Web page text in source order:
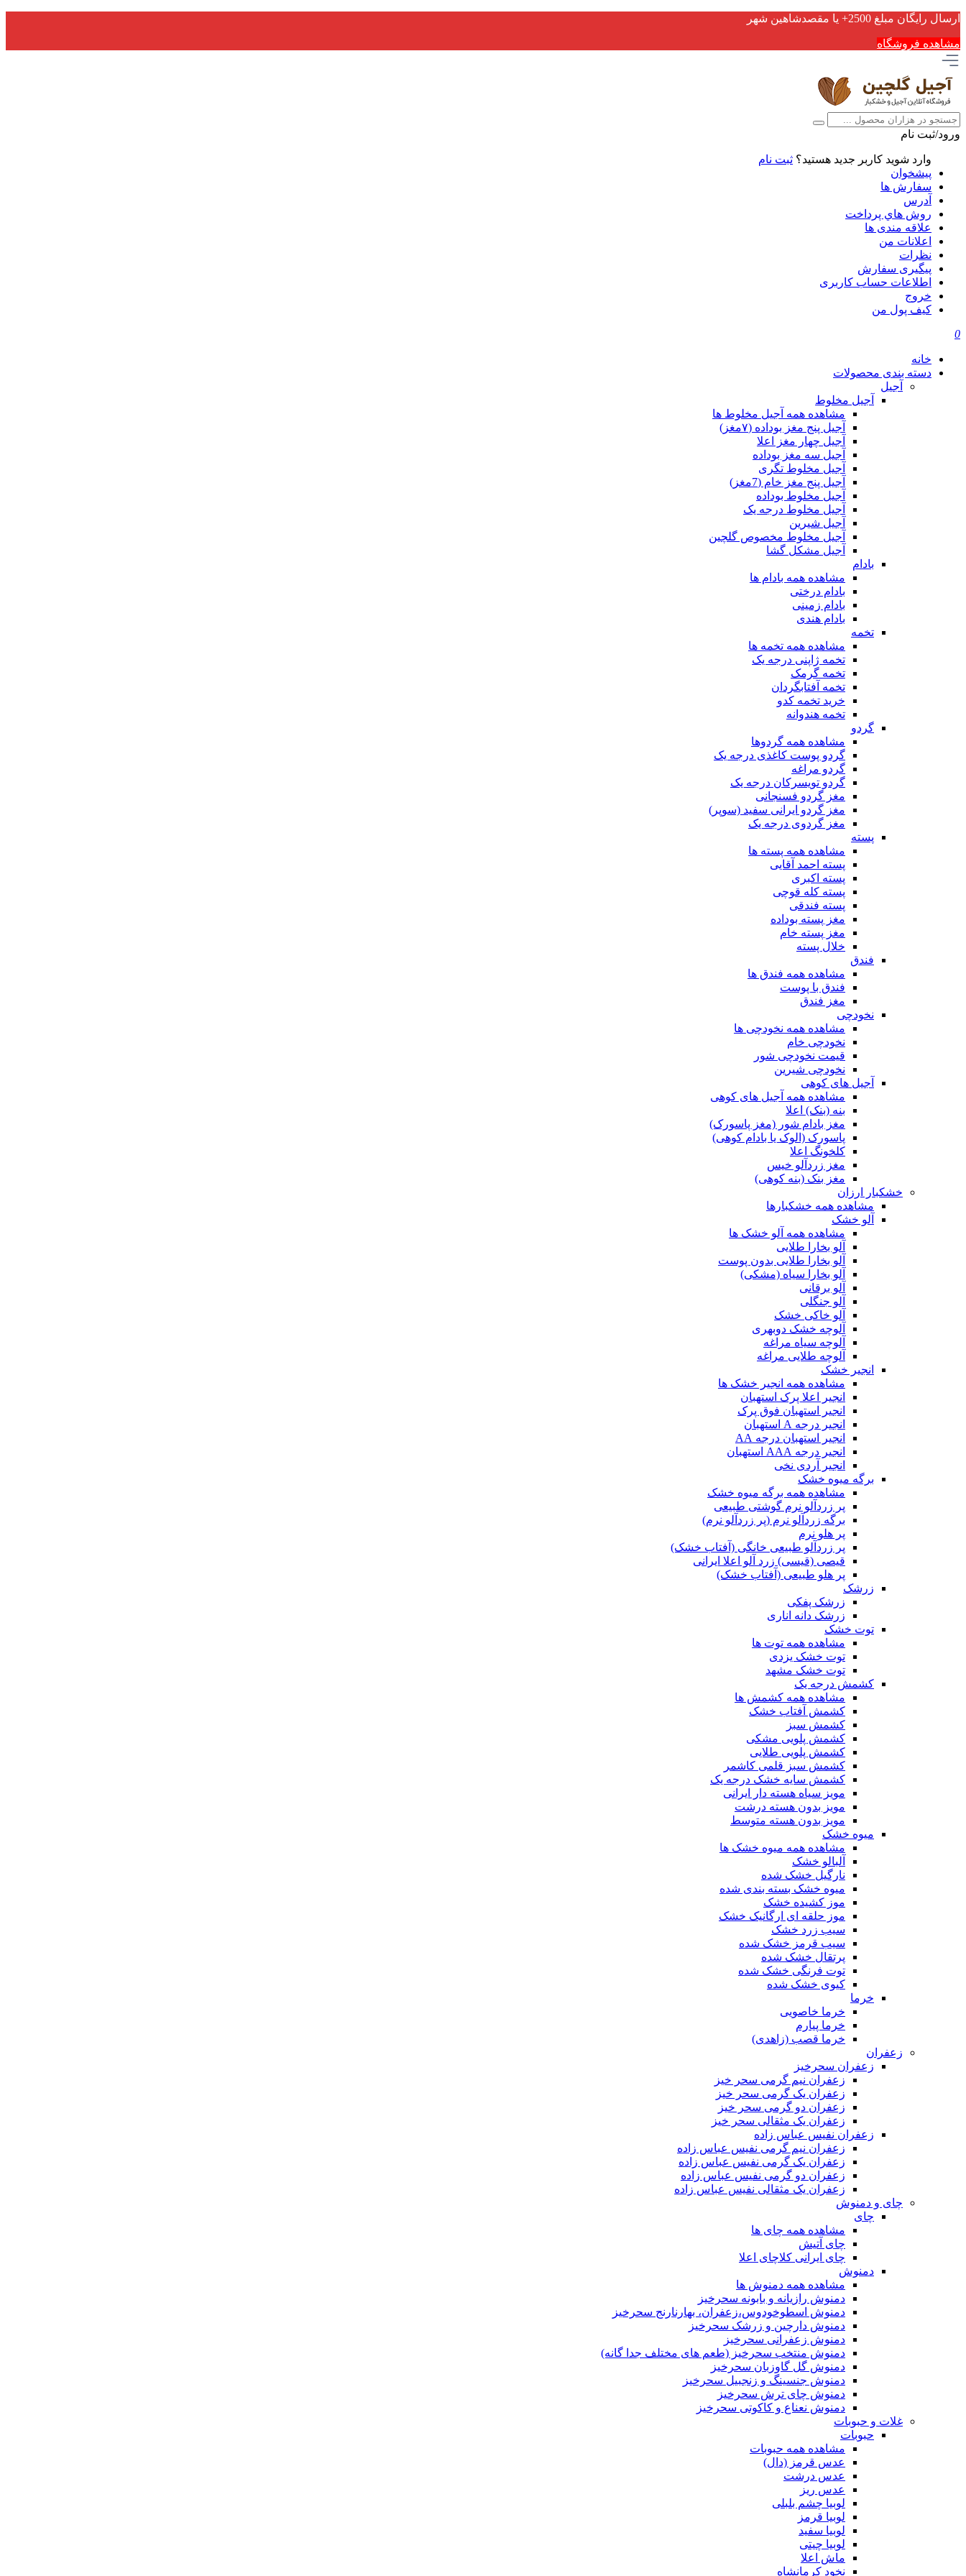
ارسال رایگان مبلغ 2500+ یا مقصدشاهین شهر
مشاهده فروشگاه
ورود/ثبت نام
وارد شوید کاربر جدید هستید؟ ثبت نام
پیشخوان
سفارش ها
آدرس
روش هاي پرداخت
علاقه مندی ها
اعلانات من
نظرات
پیگیری سفارش
اطلاعات حساب كاربری
خروج
کیف پول من
0
خانه
دسته بندی محصولات
آجیل
آجیل مخلوط
مشاهده همه آجیل مخلوط ها
آجیل پنج مغز بوداده (۷مغز)
آجیل چهار مغز اعلا
آجیل سه مغز بوداده
آجیل مخلوط تگری
آجیل پنج مغز خام (7مغز)
آجیل مخلوط بوداده
آجیل مخلوط درجه یک
آجیل شیرین
آجیل مخلوط مخصوص گلچین
آجیل مشکل گشا
بادام
مشاهده همه بادام ها
بادام درختی
بادام زمینی
بادام هندی
تخمه
مشاهده همه تخمه ها
تخمه ژاپنی درجه یک
تخمه گرمک
تخمه آفتابگردان
خرید تخمه کدو
تخمه هندوانه
گردو
مشاهده همه گردوها
گردو پوست کاغذی درجه یک
گردو مراغه
گردو تویسرکان درجه یک
مغز گردو فسنجانی
مغز گردو ایرانی سفید (سوپر)
مغز گردوی درجه یک
پسته
مشاهده همه پسته ها
پسته احمد آقایی
پسته اکبری
پسته کله قوچی
پسته فندقی
مغز پسته بوداده
مغز پسته خام
خلال پسته
فندق
مشاهده همه فندق ها
فندق با پوست
مغز فندق
نخودچی
مشاهده همه نخودچی ها
نخودچی خام
قیمت نخودچی شور
نخودچی شیرین
آجیل های کوهی
مشاهده همه آجیل های کوهی
بنه (بنک) اعلا
مغز بادام شور (مغز پاسورک)
پاسورک (الوک یا بادام کوهی)
کلخونگ اعلا
مغز زردآلو خیس
مغز بنک (بنه کوهی)
خشکبار ارزان
مشاهده همه خشکبارها
آلو خشک
مشاهده همه آلو خشک ها
آلو بخارا طلایی
آلو بخارا طلایی بدون پوست
آلو بخارا سیاه (مشکی)
آلو برقانی
آلو جنگلی
آلو خاکی خشک
آلوچه خشک دوبهری
آلوچه سیاه مراغه
آلوچه طلایی مراغه
انجیر خشک
مشاهده همه انجیر خشک ها
انجیر اعلا پرک استهبان
انجیر استهبان فوق پرک
انجیر درجه A استهبان
انجیر استهبان درجه AA
انجیر درجه AAA استهبان
انجیر آردی نخی
برگه میوه خشک
مشاهده همه برگه میوه خشک
پر زردآلو نرم گوشتی طبیعی
برگه زردآلو نرم (پر زردآلو نرم)
پر هلو نرم
پر زردآلو طبیعی خانگی (آفتاب خشک)
قیصی (قیسی) زرد آلو اعلا ایرانی
پر هلو طبیعی (آفتاب خشک)
زرشک
زرشک پفکی
زرشک دانه اناری
توت خشک
مشاهده همه توت ها
توت خشک یزدی
توت خشک مشهد
کشمش درجه یک
مشاهده همه کشمش ها
کشمش آفتاب خشک
کشمش سبز
کشمش پلویی مشکی
کشمش پلویی طلایی
کشمش سبز قلمی کاشمر
کشمش سایه خشک درجه یک
مویز سیاه هسته دار ایرانی
مویز بدون هسته درشت
مویز بدون هسته متوسط
میوه خشک
مشاهده همه میوه خشک ها
آلبالو خشک
نارگیل خشک شده
میوه خشک بسته بندی شده
موز کشیده خشک
موز حلقه ای ارگانیک خشک
سیب زرد خشک
سیب قرمز خشک شده
پرتقال خشک شده
توت فرنگی خشک شده
کیوی خشک شده
خرما
خرما خاصویی
خرما پیارم
خرما قصب (زاهدی)
زعفران
زعفران سحرخیز
زعفران نیم گرمی سحر خیز
زعفران یک گرمی سحر خیز
زعفران دو گرمی سحر خیز
زعفران یک مثقالی سحر خیز
زعفران نفیس عباس زاده
زعفران نیم گرمی نفیس عباس زاده
زعفران یک گرمی نفیس عباس زاده
زعفران دو گرمی نفیس عباس زاده
زعفران یک مثقالی نفیس عباس زاده
چای و دمنوش
چای
مشاهده همه چای ها
چای آتیش
چای ایرانی کلاچای اعلا
دمنوش
مشاهده همه دمنوش ها
دمنوش رازیانه و بابونه سحرخیز
دمنوش اسطوخودوس،زعفران، بهارنارنج سحرخیز
دمنوش دارچین و زرشک سحرخیز
دمنوش زعفرانی سحرخیز
دمنوش منتخب سحرخیز (طعم های مختلف جدا گانه)
دمنوش گل گاوزبان سحرخیز
دمنوش جنسینگ و زنجبیل سحرخیز
دمنوش چای ترش سحرخیز
دمنوش نعناع و کاکوتی سحرخیز
غلات و حبوبات
حبوبات
مشاهده همه حبوبات
عدس قرمز (دال)
عدس درشت
عدس ریز
لوبیا چشم بلبلی
لوبیا قرمز
لوبیا سفید
لوبیا چیتی
ماش اعلا
نخود کرمانشاه